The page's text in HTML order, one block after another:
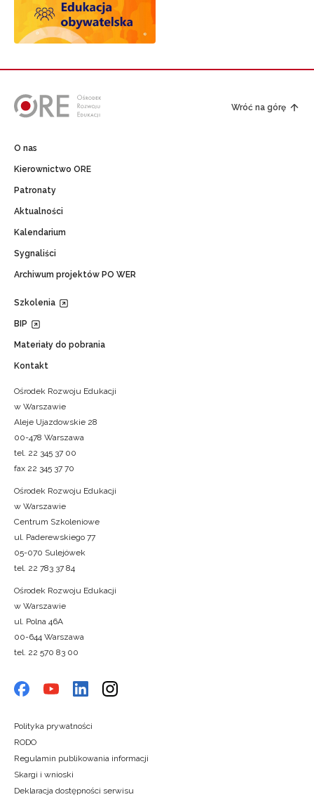
Wróć na górę
O nas
Kierownictwo ORE
Patronaty
Aktualności
Kalendarium
Sygnaliści
Archiwum projektów PO WER
Szkolenia
BIP
Materiały do pobrania
Kontakt
Ośrodek Rozwoju Edukacji
w Warszawie
Aleje Ujazdowskie 28
00-478 Warszawa
tel. 22 345 37 00
fax 22 345 37 70
Ośrodek Rozwoju Edukacji
w Warszawie
Centrum Szkoleniowe
ul. Paderewskiego 77
05-070 Sulejówek
tel. 22 783 37 84
Ośrodek Rozwoju Edukacji
w Warszawie
ul. Polna 46A
00-644 Warszawa
tel. 22 570 83 00
Polityka prywatności
RODO
Regulamin publikowania informacji
Skargi i wnioski
Deklaracja dostępności serwisu